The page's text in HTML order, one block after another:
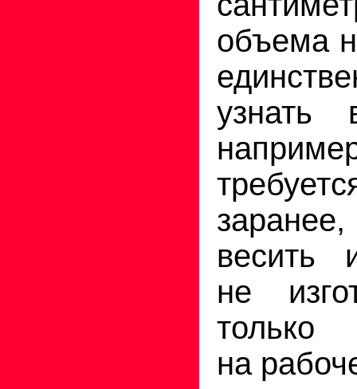
объема
узнать
заранее,
весить
не
только
на